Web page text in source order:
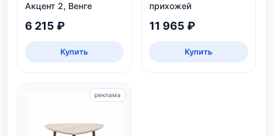
Акцент 2, Венге
6 215 ₽
Купить
прихожей
11 965 ₽
Купить
реклама